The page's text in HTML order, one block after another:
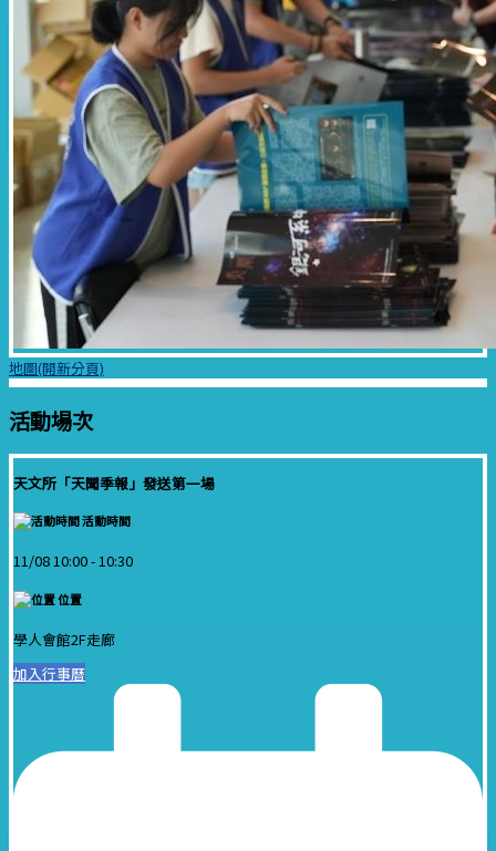
地圖(開新分頁)
活動場次
天文所「天聞季報」發送第一場
活動時間
11/08 10:00 -10:30
位置
學人會館2F走廊
加入行事曆